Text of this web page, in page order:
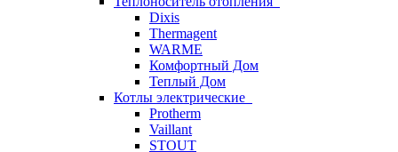
Dixis
Thermagent
WARME
Комфортный Дом
Теплый Дом
Котлы электрические
Protherm
Vaillant
STOUT